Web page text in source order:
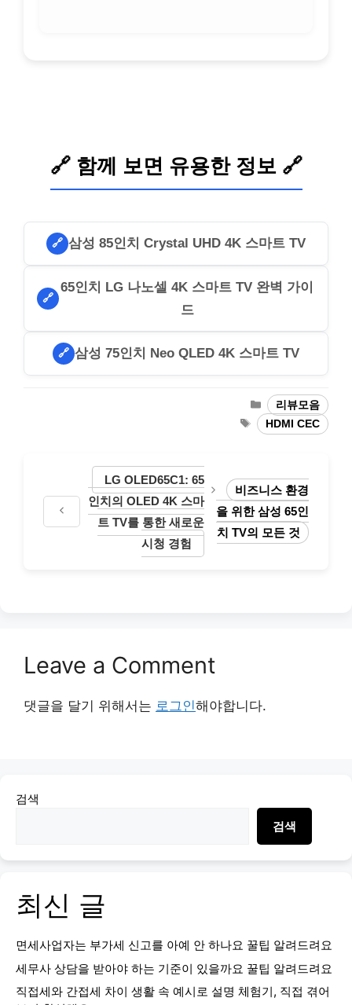
🔗 함께 보면 유용한 정보 🔗
🔗 삼성 85인치 Crystal UHD 4K 스마트 TV
🔗
65인치 LG 나노셀 4K 스마트 TV 완벽 가이
드
🔗 삼성 75인치 Neo QLED 4K 스마트 TV
Categories
리뷰모음
TagsHDMI CEC
LG OLED65C1: 65
인치의 OLED 4K 스마
트 TV를 통한 새로운
시청 경험
비즈니스 환경
을 위한 삼성 65인
치 TV의 모든 것
Leave a Comment
댓글을 달기 위해서는 로그인해야합니다.
검색
검색
최신 글
면세사업자는 부가세 신고를 아예 안 하나요 꿀팁 알려드려요
세무사 상담을 받아야 하는 기준이 있을까요 꿀팁 알려드려요
직접세와 간접세 차이 생활 속 예시로 설명 체험기, 직접 겪어